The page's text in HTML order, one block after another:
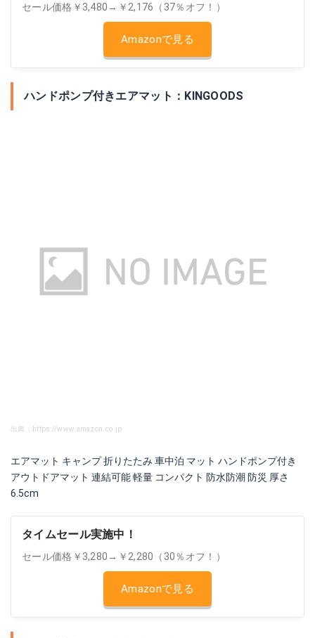
セール価格￥3,480→￥2,176（37％オフ！）
Amazonで見る
ハンドポンプ付きエアマット：KINGOODS
出典：https://www.amazon.co.jp
エアマット キャンプ 折りたたみ 車中泊 マット ハンドポンプ付き
アウトドアマット 連結可能 軽量 コンパクト 防水防潮 防災 厚さ
6.5cm
タイムセール実施中！
セール価格￥3,280→￥2,280（30％オフ！）
Amazonで見る